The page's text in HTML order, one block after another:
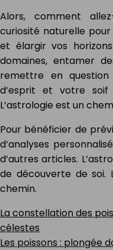
Alors, comment
curiosité naturelle
et élargir vos
domaines, entamer
remettre en
d’esprit et votre soif
L’astrologie est un
Pour bénéficier de
d’analyses
d’autres articles.
de découverte de soi.
chemin.
La constellation des
célestes
Les poissons : plongée